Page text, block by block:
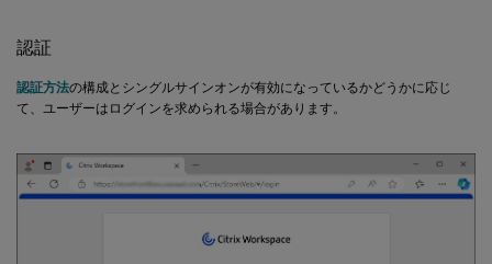
認証
認証方法の構成とシングルサインオンが有効になっているかどうかに応じ
て、ユーザーはログインを求められる場合があります。